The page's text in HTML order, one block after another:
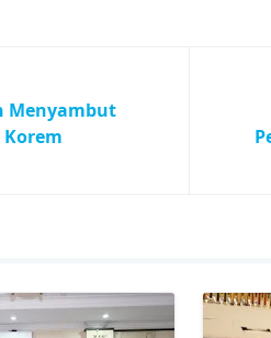
Menyambut